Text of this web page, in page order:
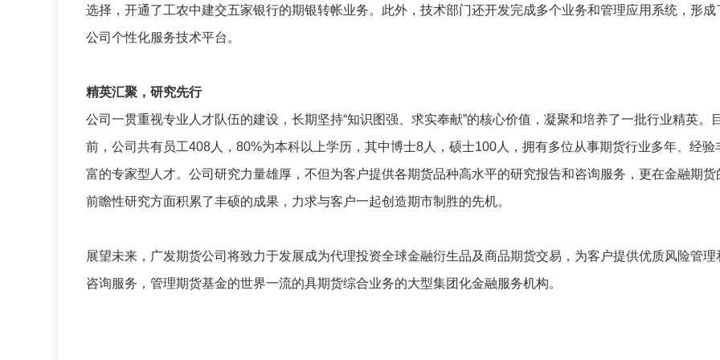
选择，开通了工农中建交五家银行的期银转帐业务。此外，技术部门还开发完成多个业务和管理应用系统，形成
公司个性化服务技术平台。
精英汇聚，研究先行
公司一贯重视专业人才队伍的建设，长期坚持“知识图强、求实奉献”的核心价值，凝聚和培养了一批行业精英。目
前，公司共有员工408人，80%为本科以上学历，其中博士8人，硕士100人，拥有多位从事期货行业多年、经验
富的专家型人才。公司研究力量雄厚，不但为客户提供各期货品种高水平的研究报告和咨询服务，更在金融期货
前瞻性研究方面积累了丰硕的成果，力求与客户一起创造期市制胜的先机。
展望未来，广发期货公司将致力于发展成为代理投资全球金融衍生品及商品期货交易，为客户提供优质风险管理
咨询服务，管理期货基金的世界一流的具期货综合业务的大型集团化金融服务机构。